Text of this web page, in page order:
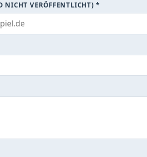
NICHT VERÖFFENTLICHT) *